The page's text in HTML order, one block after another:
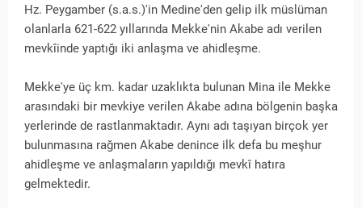
Hz. Peygamber (s.a.s.)'in Medine'den gelip ilk müslüman
olanlarla 621-622 yıllarında Mekke'nin Akabe adı verilen
mevkîinde yaptığı iki anlaşma ve ahidleşme.
Mekke'ye üç km. kadar uzaklıkta bulunan Mina ile Mekke
arasındaki bir mevkiye verilen Akabe adına bölgenin başka
yerlerinde de rastlanmaktadır. Aynı adı taşıyan birçok yer
bulunmasına rağmen Akabe denince ilk defa bu meşhur
ahidleşme ve anlaşmaların yapıldığı mevkî hatıra
gelmektedir.